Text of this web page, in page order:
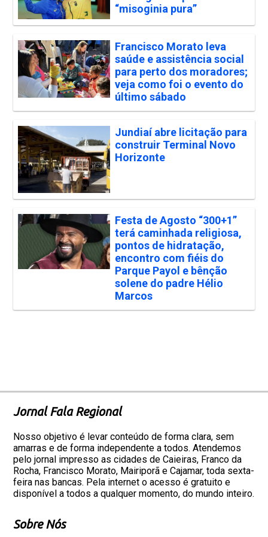
“misoginia pura”
Francisco Morato leva
saúde e assistência social
para perto dos moradores;
veja como foi o evento do
último sábado
Jundiaí abre licitação para
construir Terminal Novo
Horizonte
Festa de Agosto “300+1”
terá caminhada religiosa,
pontos de hidratação,
encontro com fiéis do
Parque Payol e bênção
solene do padre Hélio
Marcos
Jornal Fala Regional
Nosso objetivo é levar conteúdo de forma clara, sem
amarras e de forma independente a todos. Atendemos
pelo jornal impresso as cidades de Caieiras, Franco da
Rocha, Francisco Morato, Mairiporã e Cajamar, toda sexta-
feira nas bancas. Pela internet o acesso é gratuito e
disponível a todos a qualquer momento, do mundo inteiro.
Sobre Nós